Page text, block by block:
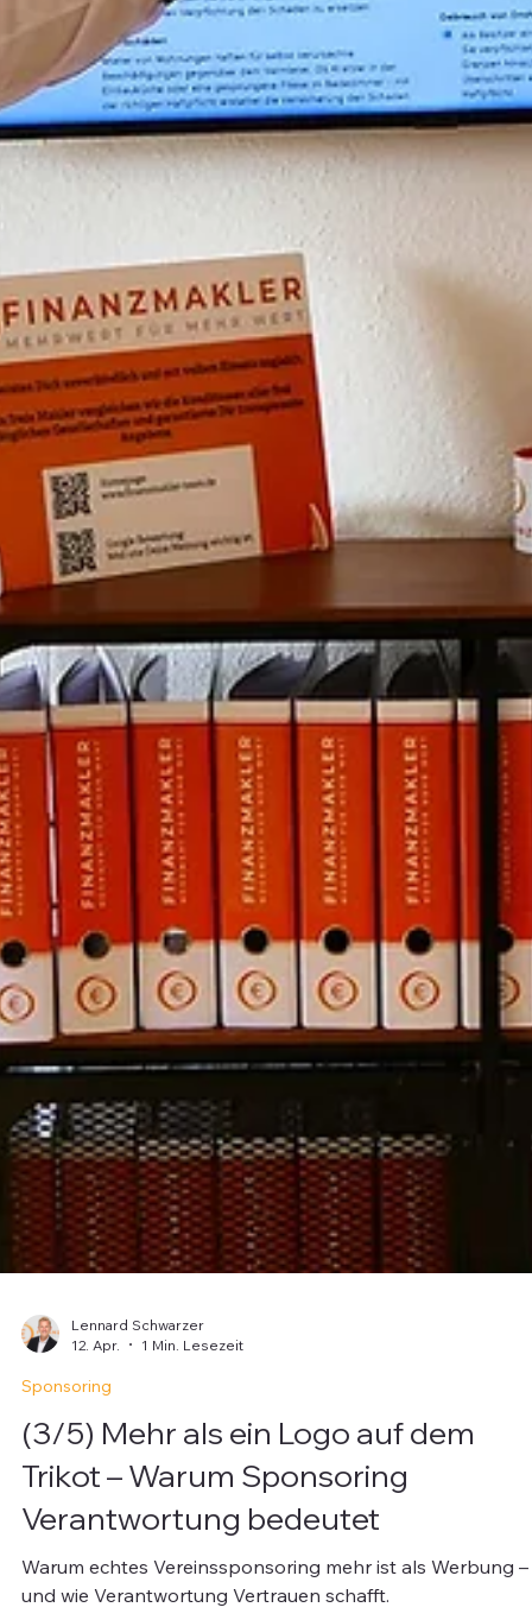
Lennard Schwarzer
12. Apr.
1 Min. Lesezeit
Sponsoring
(3/5) Mehr als ein Logo auf dem
Trikot – Warum Sponsoring